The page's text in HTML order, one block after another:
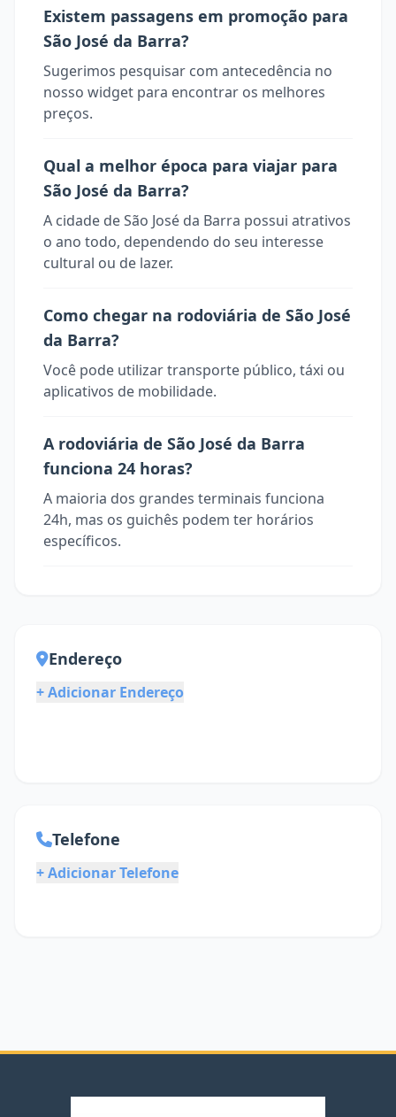
Existem passagens em promoção para
São José da Barra?
Sugerimos pesquisar com antecedência no
nosso widget para encontrar os melhores
preços.
Qual a melhor época para viajar para
São José da Barra?
A cidade de São José da Barra possui atrativos
o ano todo, dependendo do seu interesse
cultural ou de lazer.
Como chegar na rodoviária de São José
da Barra?
Você pode utilizar transporte público, táxi ou
aplicativos de mobilidade.
A rodoviária de São José da Barra
funciona 24 horas?
A maioria dos grandes terminais funciona
24h, mas os guichês podem ter horários
específicos.
Endereço
+ Adicionar Endereço
Telefone
+ Adicionar Telefone